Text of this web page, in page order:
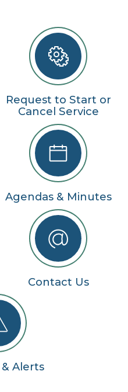
Request to Start or
Cancel Service
Agendas & Minutes
Contact Us
Alerts